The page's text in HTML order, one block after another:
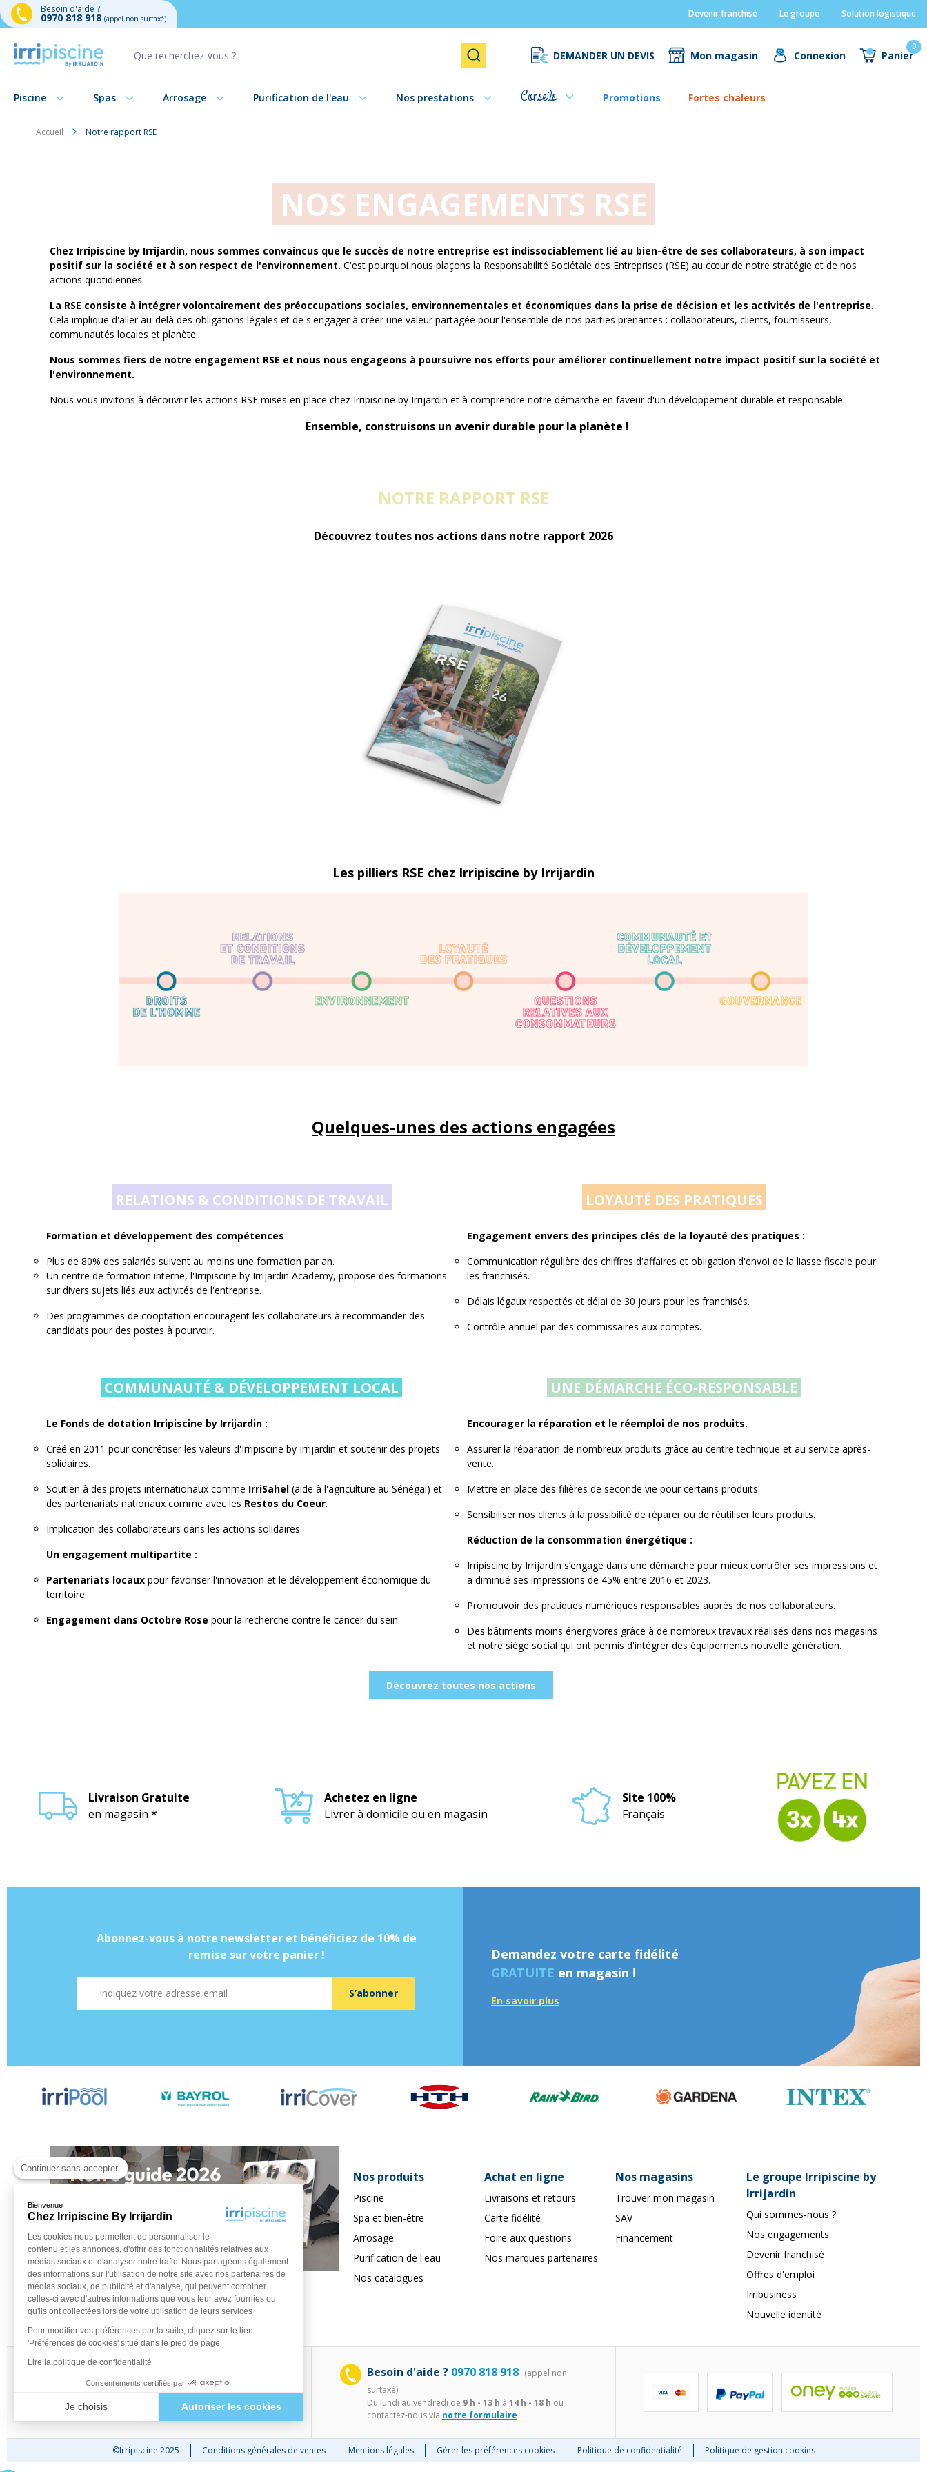
Continuer sans accepter
Bienvenue
Chez Irripiscine By Irrijardin
Les cookies nous permettent de personnaliser le
contenu et les annonces, d'offrir des fonctionnalités relatives aux
médias sociaux et d'analyser notre trafic. Nous partageons également
des informations sur l'utilisation de notre site avec nos partenaires de
médias sociaux, de publicité et d'analyse, qui peuvent combiner
celles-ci avec d'autres informations que vous leur avez fournies ou
qu'ils ont collectées lors de votre utilisation de leurs services
Pour modifier vos préférences par la suite, cliquez sur le lien
'Préférences de cookies' situé dans le pied de page.
Lire la politique de confidentialité
Consentements certifiés par
Je choisis
Autoriser les cookies
Notre plateforme vous permet d'adapter et de gérer vos paramètres de confidentialité, en garantissant la conformité avec les réglementations. Personnalisez vos préférences pour contrôler la manière dont
Besoin d'aide ?
0970 818 918 (appel non surtaxé) Devenir franchisé Le groupe Solution logistique
Rechercher DEMANDER UN DEVIS Mon magasin Connexion Panier
0
Piscine Spas Arrosage Purification de l'eau Nos prestations Conseils Promotions Fortes chaleurs
Accueil Notre rapport RSE
NOS ENGAGEMENTS RSE
Chez Irripiscine by Irrijardin, nous sommes convaincus que le succès de notre entreprise est indissociablement lié au bien-être de ses collaborateurs, à son impact
positif sur la société et à son respect de l'environnement. C'est pourquoi nous plaçons la Responsabilité Sociétale des Entreprises (RSE) au cœur de notre stratégie et de nos
actions quotidiennes.
La RSE consiste à intégrer volontairement des préoccupations sociales, environnementales et économiques dans la prise de décision et les activités de l'entreprise.
Cela implique d'aller au-delà des obligations légales et de s'engager à créer une valeur partagée pour l'ensemble de nos parties prenantes : collaborateurs, clients, fournisseurs,
communautés locales et planète.
Nous sommes fiers de notre engagement RSE et nous nous engageons à poursuivre nos efforts pour améliorer continuellement notre impact positif sur la société et
l'environnement.
Nous vous invitons à découvrir les actions RSE mises en place chez Irripiscine by Irrijardin et à comprendre notre démarche en faveur d'un développement durable et responsable.
Ensemble, construisons un avenir durable pour la planète !
NOTRE RAPPORT RSE
Découvrez toutes nos actions dans notre rapport 2026
Les pilliers RSE chez Irripiscine by Irrijardin
Quelques-unes des actions engagées
RELATIONS & CONDITIONS DE TRAVAIL
Formation et développement des compétences
Plus de 80% des salariés suivent au moins une formation par an.
Un centre de formation interne, l'Irripiscine by Irrijardin Academy, propose des formations
sur divers sujets liés aux activités de l'entreprise.
Des programmes de cooptation encouragent les collaborateurs à recommander des
candidats pour des postes à pourvoir.
LOYAUTÉ DES PRATIQUES
Engagement envers des principes clés de la loyauté des pratiques :
Communication régulière des chiffres d'affaires et obligation d'envoi de la liasse fiscale pour
les franchisés.
Délais légaux respectés et délai de 30 jours pour les franchisés.
Contrôle annuel par des commissaires aux comptes.
COMMUNAUTÉ & DÉVELOPPEMENT LOCAL
Le Fonds de dotation Irripiscine by Irrijardin :
Créé en 2011 pour concrétiser les valeurs d'Irripiscine by Irrijardin et soutenir des projets
solidaires.
Soutien à des projets internationaux comme IrriSahel (aide à l'agriculture au Sénégal) et
des partenariats nationaux comme avec les Restos du Coeur.
Implication des collaborateurs dans les actions solidaires.
Un engagement multipartite :
Partenariats locaux pour favoriser l'innovation et le développement économique du
territoire.
Engagement dans Octobre Rose pour la recherche contre le cancer du sein.
UNE DÉMARCHE ÉCO-RESPONSABLE
Encourager la réparation et le réemploi de nos produits.
Assurer la réparation de nombreux produits grâce au centre technique et au service après-
vente.
Mettre en place des filières de seconde vie pour certains produits.
Sensibiliser nos clients à la possibilité de réparer ou de réutiliser leurs produits.
Réduction de la consommation énergétique :
Irripiscine by Irrijardin s’engage dans une démarche pour mieux contrôler ses impressions et
a diminué ses impressions de 45% entre 2016 et 2023.
Promouvoir des pratiques numériques responsables auprès de nos collaborateurs.
Des bâtiments moins énergivores grâce à de nombreux travaux réalisés dans nos magasins
et notre siège social qui ont permis d'intégrer des équipements nouvelle génération.
Découvrez toutes nos actions
Livraison Gratuite
en magasin *
Achetez en ligne
Livrer à domicile ou en magasin
Site 100%
Français
Abonnez-vous à notre newsletter et bénéficiez de 10% de
remise sur votre panier !
S’abonner
Demandez votre carte fidélité
GRATUITE en magasin !
En savoir plus
Nos produits
Piscine
Spa et bien-être
Arrosage
Purification de l'eau
Nos catalogues
Achat en ligne
Livraisons et retours
Carte fidélité
Foire aux questions
Nos marques partenaires
Nos magasins
Trouver mon magasin
SAV
Financement
Le groupe Irripiscine by
Irrijardin
Qui sommes-nous ?
Nos engagements
Devenir franchisé
Offres d'emploi
Irribusiness
Nouvelle identité
Besoin d'aide ? 0970 818 918 (appel non
surtaxé)
Du lundi au vendredi de 9 h - 13 h à 14 h - 18 h ou
contactez-nous via notre formulaire
©Irripiscine 2025 Conditions générales de ventes Mentions légales Gérer les préférences cookies Politique de confidentialité Politique de gestion cookies